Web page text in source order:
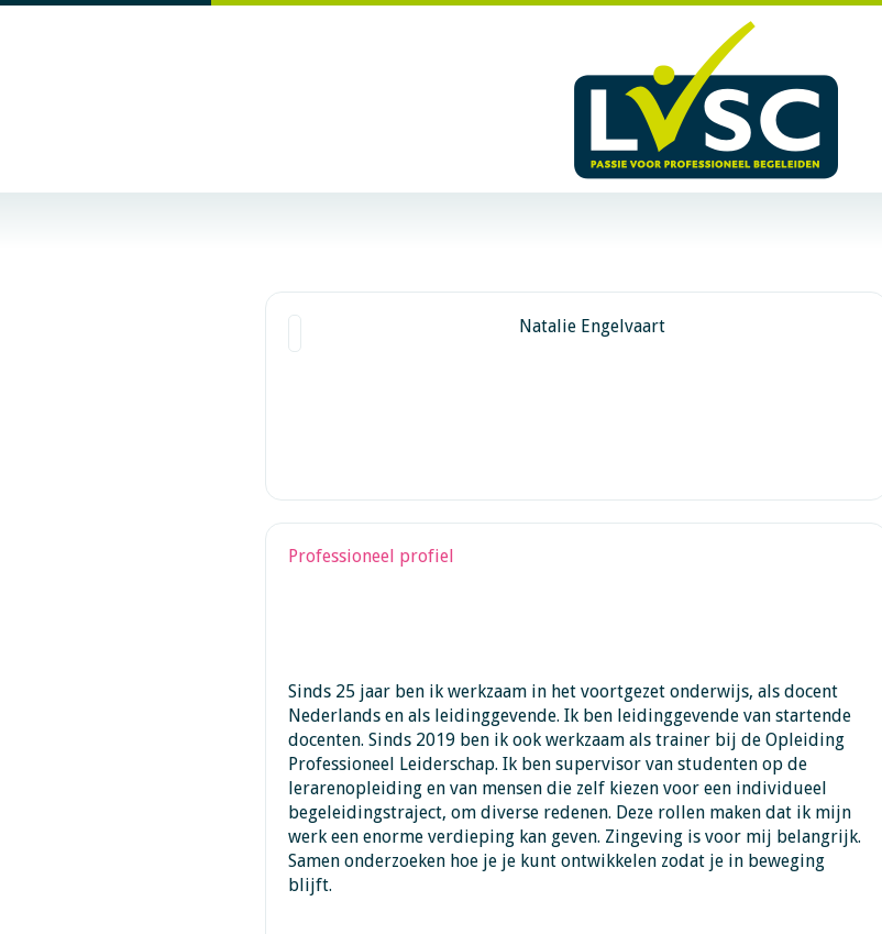
Natalie Engelvaart
Professioneel profiel
Sinds 25 jaar ben ik werkzaam in het voortgezet onderwijs, als docent
Nederlands en als leidinggevende. Ik ben leidinggevende van startende
docenten. Sinds 2019 ben ik ook werkzaam als trainer bij de Opleiding
Professioneel Leiderschap. Ik ben supervisor van studenten op de
lerarenopleiding en van mensen die zelf kiezen voor een individueel
begeleidingstraject, om diverse redenen. Deze rollen maken dat ik mijn
werk een enorme verdieping kan geven. Zingeving is voor mij belangrijk.
Samen onderzoeken hoe je je kunt ontwikkelen zodat je in beweging
blijft.